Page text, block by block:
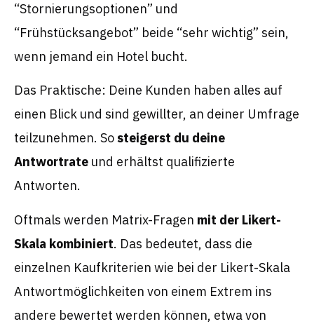
“Stornierungsoptionen” und
“Frühstücksangebot” beide “sehr wichtig” sein,
wenn jemand ein Hotel bucht.
Das Praktische: Deine Kunden haben alles auf
einen Blick und sind gewillter, an deiner Umfrage
teilzunehmen. So steigerst du deine
Antwortrate und erhältst qualifizierte
Antworten.
Oftmals werden Matrix-Fragen mit der Likert-
Skala kombiniert. Das bedeutet, dass die
einzelnen Kaufkriterien wie bei der Likert-Skala
Antwortmöglichkeiten von einem Extrem ins
andere bewertet werden können, etwa von